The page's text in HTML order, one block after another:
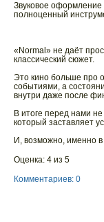
Звуковое
полноценный
«Normal» не даёт
классический сюжет.
Это кино больше про
событиями, а
внутри даже после
В итоге перед нами
который заставляет
И, возможно, именно в
Оценка: 4 из 5
Комментариев: 0